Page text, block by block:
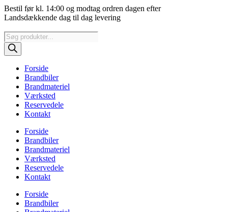
Videre
til
Bestil før kl. 14:00 og modtag ordren dagen efter
Landsdækkende dag til dag levering
Products
search
Forside
Brandbiler
Brandmateriel
Værksted
Reservedele
Kontakt
Forside
Brandbiler
Brandmateriel
Værksted
Reservedele
Kontakt
Forside
Brandbiler